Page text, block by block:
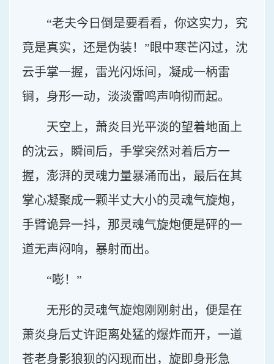
“老夫今日倒是要看看，你这实力，究
竟是真实，还是伪装！”眼中寒芒闪过，沈
云手掌一握，雷光闪烁间，凝成一柄雷
锏，身形一动，淡淡雷鸣声响彻而起。
天空上，萧炎目光平淡的望着地面上
的沈云，瞬间后，手掌突然对着后方一
握，澎湃的灵魂力量暴涌而出，最后在其
掌心凝聚成一颗半丈大小的灵魂气旋炮，
手臂诡异一抖，那灵魂气旋炮便是砰的一
道无声闷响，暴射而出。
“嘭！”
无形的灵魂气旋炮刚刚射出，便是在
萧炎身后丈许距离处猛的爆炸而开，一道
苍老身影狼狈的闪现而出，旋即身形急